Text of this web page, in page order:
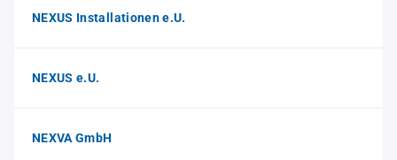
NEXUS Installationen e.U.
NEXUS e.U.
NEXVA GmbH